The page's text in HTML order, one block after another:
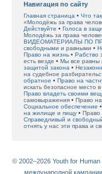
Навигация по сайту
Главная страница
Что
«Молодёжь за права
Действуйте
Голоса в
Молодёжь за права
ВИДЕОМАТЕРИАЛЫ ПО
свободными и равными
Право на жизнь
Рабство
есть везде
Мы все равны
защитой закона
на судебное
обратное
Право на
искать безопасное место
Право владеть своими
самовыражения
Право
Социальное обеспечение
на жилище и пищу
Право
Справедливый и
отнять у нас эти права и
© 2002–2026 Youth for
международной